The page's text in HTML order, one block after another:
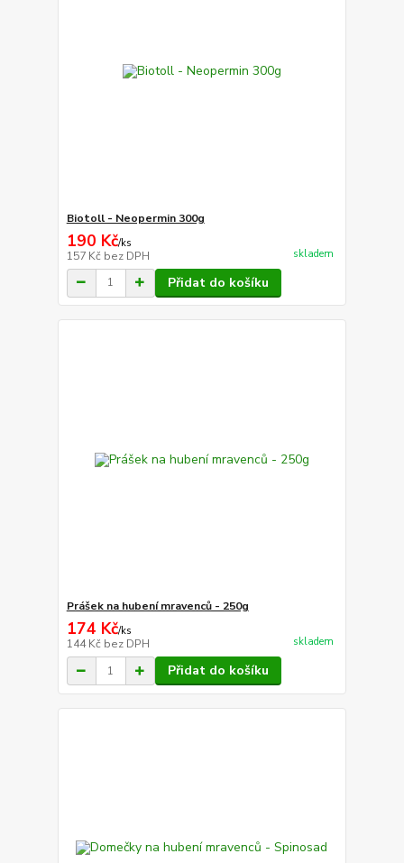
Biotoll - Neopermin 300g
190 Kč/ks
157 Kč bez DPH skladem
Přidat do košíku
Prášek na hubení mravenců - 250g
174 Kč/ks
144 Kč bez DPH skladem
Přidat do košíku